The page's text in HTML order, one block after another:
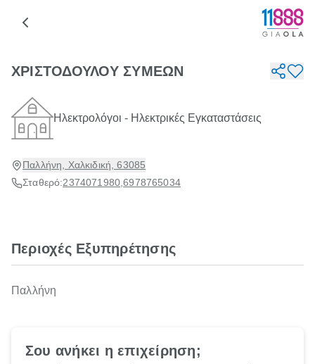
ΧΡΙΣΤΟΔΟΥΛΟΥ ΣΥΜΕΩΝ
Ηλεκτρολόγοι - Ηλεκτρικές Εγκαταστάσεις
Παλλήνη, Χαλκιδική, 63085
Σταθερό:2374071980 ,6978765034
Περιοχές Εξυπηρέτησης
Παλλήνη
Σου ανήκει η επιχείρηση;